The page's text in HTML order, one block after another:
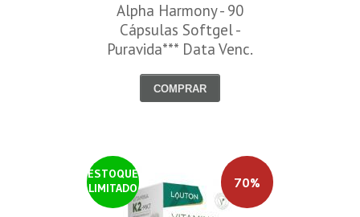
Alpha Harmony - 90
Cápsulas Softgel -
Puravida*** Data Venc.
COMPRAR
ESTOQUE
LIMITADO
70%